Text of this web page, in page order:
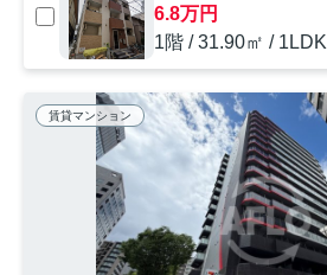
6.8万円
1階 / 31.90㎡ / 1LDK
賃貸マンション